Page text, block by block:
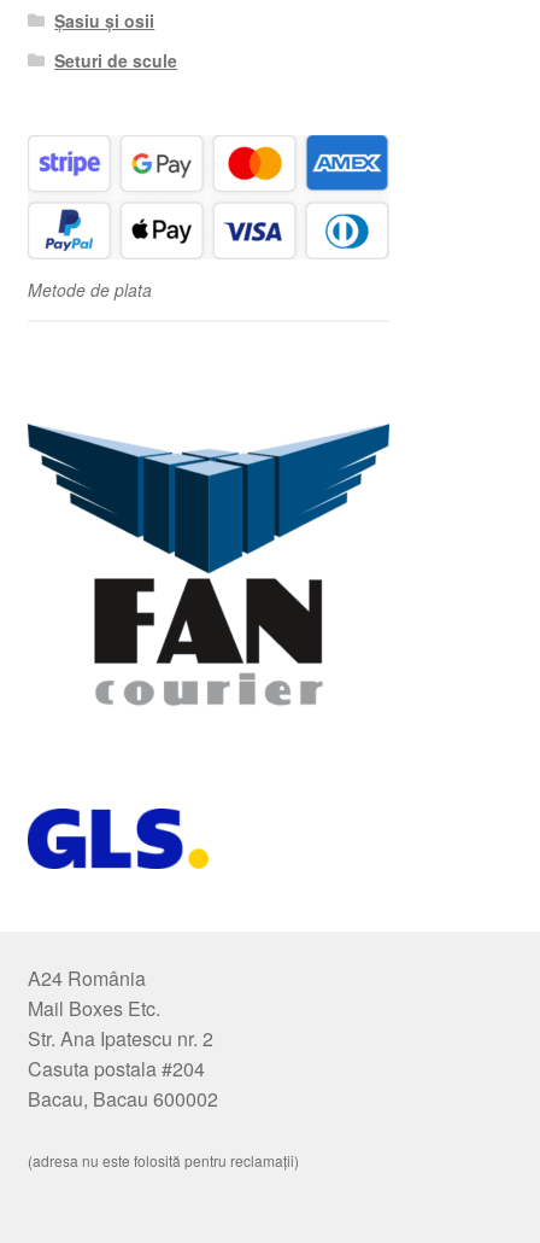
Șasiu și osii
Seturi de scule
Metode de plata
A24 România
Mail Boxes Etc.
Str. Ana Ipatescu nr. 2
Casuta postala #204
Bacau, Bacau 600002
(adresa nu este folosită pentru reclamații)